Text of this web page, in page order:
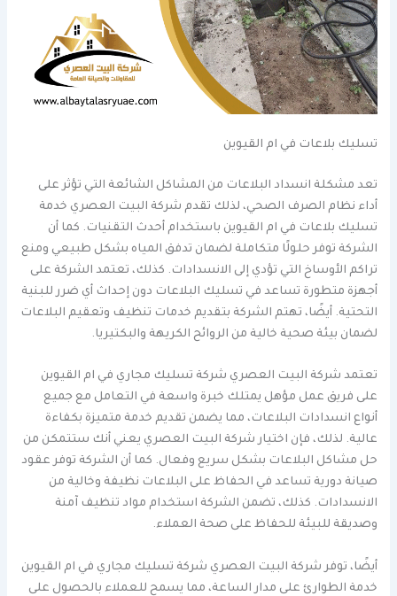
تسليك بلاعات في ام القيوين
تعد مشكلة انسداد البلاعات من المشاكل الشائعة التي تؤثر على
أداء نظام الصرف الصحي، لذلك تقدم شركة البيت العصري خدمة
تسليك بلاعات في ام القيوين باستخدام أحدث التقنيات. كما أن
الشركة توفر حلولًا متكاملة لضمان تدفق المياه بشكل طبيعي ومنع
تراكم الأوساخ التي تؤدي إلى الانسدادات. كذلك، تعتمد الشركة على
أجهزة متطورة تساعد في تسليك البلاعات دون إحداث أي ضرر للبنية
التحتية. أيضًا، تهتم الشركة بتقديم خدمات تنظيف وتعقيم البلاعات
لضمان بيئة صحية خالية من الروائح الكريهة والبكتيريا.
تعتمد شركة البيت العصري شركة تسليك مجاري في ام القيوين
على فريق عمل مؤهل يمتلك خبرة واسعة في التعامل مع جميع
أنواع انسدادات البلاعات، مما يضمن تقديم خدمة متميزة بكفاءة
عالية. لذلك، فإن اختيار شركة البيت العصري يعني أنك ستتمكن من
حل مشاكل البلاعات بشكل سريع وفعال. كما أن الشركة توفر عقود
صيانة دورية تساعد في الحفاظ على البلاعات نظيفة وخالية من
الانسدادات. كذلك، تضمن الشركة استخدام مواد تنظيف آمنة
وصديقة للبيئة للحفاظ على صحة العملاء.
أيضًا، توفر شركة البيت العصري شركة تسليك مجاري في ام القيوين
خدمة الطوارئ على مدار الساعة، مما يسمح للعملاء بالحصول على